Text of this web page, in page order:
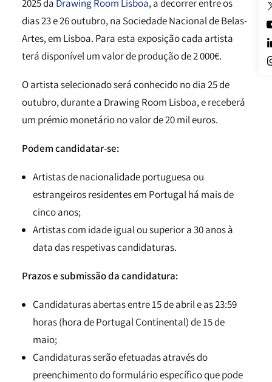
2025 da Drawing Room Lisboa, a decorrer entre os
dias 23 e 26 outubro, na Sociedade Nacional de Belas-
Artes, em Lisboa. Para esta exposição cada artista
terá disponível um valor de produção de 2 000€.
O artista selecionado será conhecido no dia 25 de
outubro, durante a Drawing Room Lisboa, e receberá
um prémio monetário no valor de 20 mil euros.
Podem candidatar-se:
Artistas de nacionalidade portuguesa ou
estrangeiros residentes em Portugal há mais de
cinco anos;
Artistas com idade igual ou superior a 30 anos à
data das respetivas candidaturas.
Prazos e submissão da candidatura:
Candidaturas abertas entre 15 de abril e as 23:59
horas (hora de Portugal Continental) de 15 de
maio;
Candidaturas serão efetuadas através do
preenchimento do formulário específico que pode